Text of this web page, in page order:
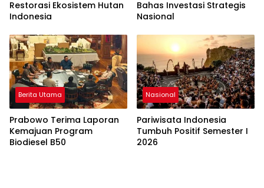
Restorasi Ekosistem Hutan
Indonesia
Bahas Investasi Strategis
Nasional
Berita Utama
Prabowo Terima Laporan
Kemajuan Program
Biodiesel B50
Nasional
Pariwisata Indonesia
Tumbuh Positif Semester I
2026